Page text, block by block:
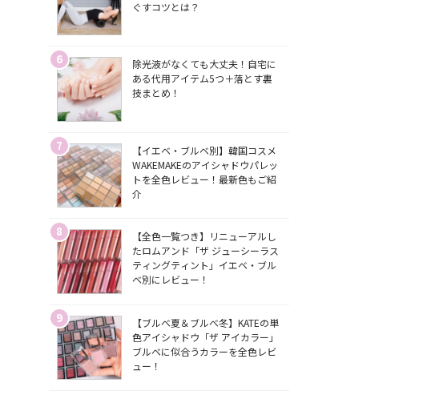
ぐすコツとは？
6
除光液がなくても大丈夫！自宅に
ある代用アイテム5つ＋落とす裏
技まとめ！
7
【イエベ・ブルベ別】韓国コスメ
WAKEMAKEのアイシャドウパレッ
トを全色レビュー！最新色もご紹
介
8
【全色一覧つき】リニューアルし
たロムアンド「ザ ジューシーラス
ティングティント」イエベ・ブル
ベ別にレビュー！
9
【ブルベ夏＆ブルベ冬】KATEの単
色アイシャドウ「ザ アイカラー」
ブルベに似合うカラーを全色レビ
ュー！